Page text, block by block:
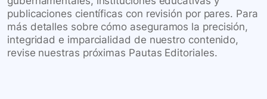
publicaciones científicas con revisión por pares. Para
más detalles sobre cómo aseguramos la precisión,
integridad e imparcialidad de nuestro contenido,
revise nuestras próximas Pautas Editoriales.